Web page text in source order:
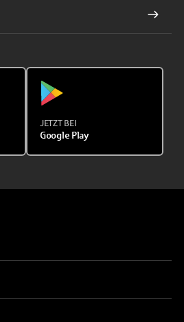
JETZT BEI
Google Play